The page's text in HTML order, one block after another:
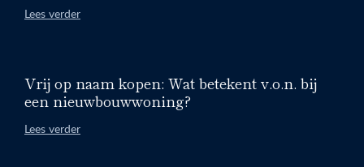
Lees verder
Vrij op naam kopen: Wat betekent v.o.n. bij
een nieuwbouwwoning?
Lees verder